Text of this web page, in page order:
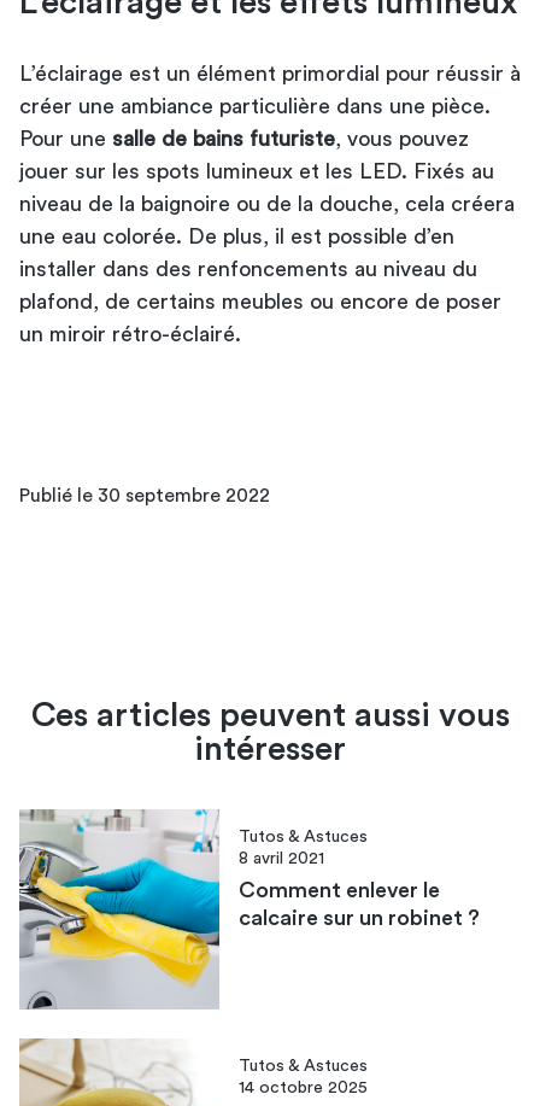
L’éclairage est un élément primordial pour réussir à
créer une ambiance particulière dans une pièce.
Pour une salle de bains futuriste , vous pouvez
jouer sur les spots lumineux et les LED. Fixés au
niveau de la baignoire ou de la douche, cela créera
une eau colorée. De plus, il est possible d’en
installer dans des renfoncements au niveau du
plafond, de certains meubles ou encore de poser
un miroir rétro-éclairé.
Publié le 30 septembre 2022
Ces articles peuvent aussi vous
intéresser
Tutos & Astuces
8 avril 2021
Comment enlever le
calcaire sur un robinet ?
Tutos & Astuces
14 octobre 2025